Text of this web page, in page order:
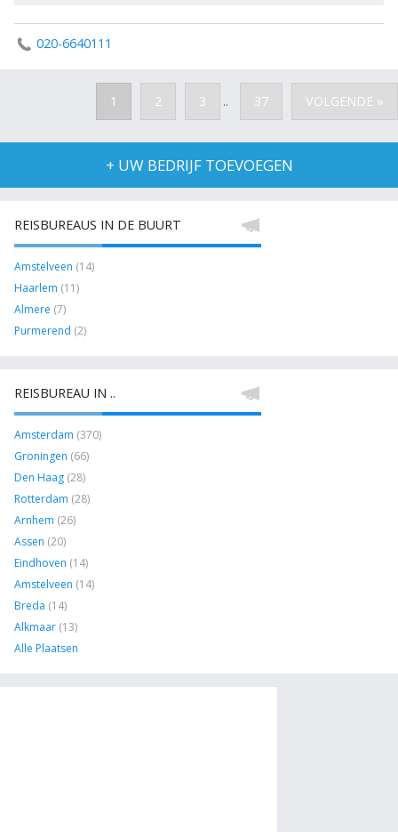
020-6640111
1 2 3 .. 37 VOLGENDE »
+ UW BEDRIJF TOEVOEGEN
REISBUREAUS IN DE BUURT
Amstelveen (14)
Haarlem (11)
Almere (7)
Purmerend (2)
REISBUREAU IN ..
Amsterdam (370)
Groningen (66)
Den Haag (28)
Rotterdam (28)
Arnhem (26)
Assen (20)
Eindhoven (14)
Amstelveen (14)
Breda (14)
Alkmaar (13)
Alle Plaatsen